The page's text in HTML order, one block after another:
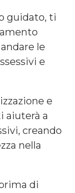
guidato, ti
le
e
e
aiuterà a
creando
nella
di